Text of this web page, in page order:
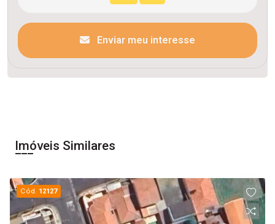
Enviar meu interesse
Imóveis Similares
Cód. 12127